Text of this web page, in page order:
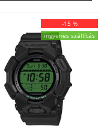
-15 %
ingyenes szállítás